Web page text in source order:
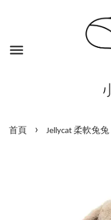
首頁 › Jellycat 柔軟兔